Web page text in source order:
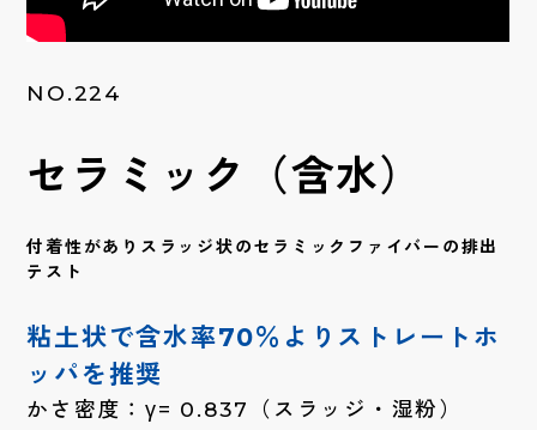
NO.224
セラミック（含水）
付着性がありスラッジ状のセラミックファイバーの排出
テスト
粘土状で含水率70％よりストレートホ
ッパを推奨
かさ密度：γ= 0.837（スラッジ・湿粉）